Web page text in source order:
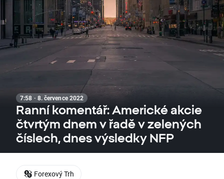
7:58 · 8. července 2022
Ranní komentář: Americké akcie
čtvrtým dnem v řadě v zelených
číslech, dnes výsledky NFP
Forexový Trh